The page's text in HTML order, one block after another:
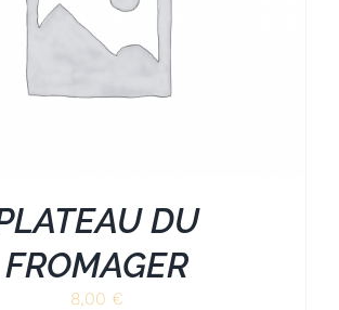
DU
FROMAGER
8,00 €